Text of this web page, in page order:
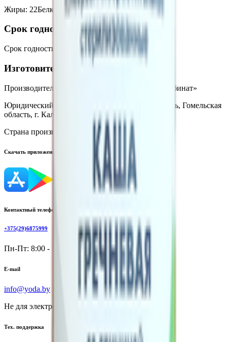
Жиры: 22Белки Калории Углеводы:17
Срок годности
Срок годности
Изготовитель
Производитель:
ОАО «Калинковичский мясокомбинат»
Юридический адрес:
247710, Республика Беларусь, Гомельская
область, г. Калинковичи, ул. Северная, 8
Страна производства:
Республика Беларусь
Скачать приложение
Контактный телефон
+375(29)6875999
Пн-Пт: 8:00 - 17:00
E-mail
info@yoda.by
Не для электронных обращений
Тех. поддержка